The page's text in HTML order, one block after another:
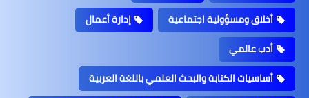
أخلاق ومسؤولية اجتماعية
إدارة أعمال
أدب عالمي
أساسيات الكتابة والبحث العلمي باللغة العربية